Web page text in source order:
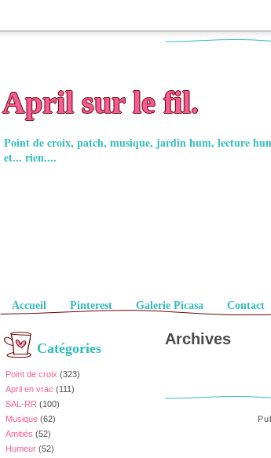
April sur le fil.
Point de croix, patch, musique, jardin hum, lecture
et... rien....
Pages
Accueil Pinterest Galerie Picasa Contact
Catégories
Point de croix (323)
April en vrac (111)
SAL-RR (100)
Musique (62)
Amitiés (52)
Humeur (52)
Archives